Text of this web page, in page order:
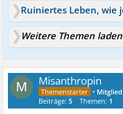
Weitere Themen laden
M Misanthropin
• Mitglied
Beiträge:5 Themen: 1